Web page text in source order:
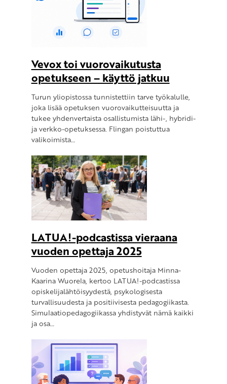
Vevox toi vuorovaikutusta
opetukseen – käyttö jatkuu
Turun yliopistossa tunnistettiin tarve työkalulle,
joka lisää opetuksen vuorovaikutteisuutta ja
tukee yhdenvertaista osallistumista lähi-, hybridi-
ja verkko-opetuksessa. Flingan poistuttua
valikoimista…
LATUA!-podcastissa vieraana
vuoden opettaja 2025
Vuoden opettaja 2025, opetushoitaja Minna-
Kaarina Wuorela, kertoo LATUA!-podcastissa
opiskelijalähtöisyydestä, psykologisesta
turvallisuudesta ja positiivisesta pedagogiikasta.
Simulaatiopedagogiikassa yhdistyvät nämä kaikki
ja osa…